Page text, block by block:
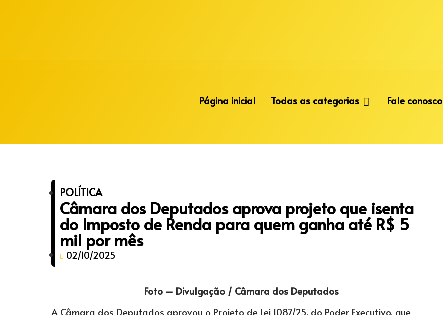
Página inicial Todas as categorias Fale conosco
POLÍTICA
Câmara dos Deputados aprova projeto que isenta
do Imposto de Renda para quem ganha até R$ 5
mil por mês
02/10/2025
Foto – Divulgação / Câmara dos Deputados
A Câmara dos Deputados aprovou o Projeto de Lei 1087/25, do Poder Executivo, que